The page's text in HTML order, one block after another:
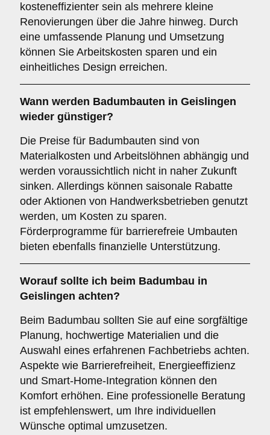
kosteneffizienter sein als mehrere kleine
Renovierungen über die Jahre hinweg. Durch
eine umfassende Planung und Umsetzung
können Sie Arbeitskosten sparen und ein
einheitliches Design erreichen.
Wann werden Badumbauten in Geislingen
wieder günstiger?
Die Preise für Badumbauten sind von
Materialkosten und Arbeitslöhnen abhängig und
werden voraussichtlich nicht in naher Zukunft
sinken. Allerdings können saisonale Rabatte
oder Aktionen von Handwerksbetrieben genutzt
werden, um Kosten zu sparen.
Förderprogramme für barrierefreie Umbauten
bieten ebenfalls finanzielle Unterstützung.
Worauf sollte ich beim Badumbau in
Geislingen achten?
Beim Badumbau sollten Sie auf eine sorgfältige
Planung, hochwertige Materialien und die
Auswahl eines erfahrenen Fachbetriebs achten.
Aspekte wie Barrierefreiheit, Energieeffizienz
und Smart-Home-Integration können den
Komfort erhöhen. Eine professionelle Beratung
ist empfehlenswert, um Ihre individuellen
Wünsche optimal umzusetzen.